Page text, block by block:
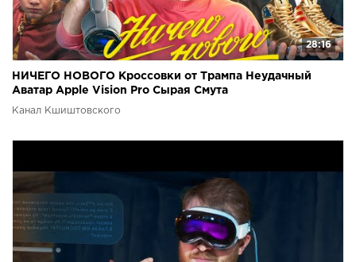
28:16
НИЧЕГО НОВОГО Кроссовки от Трампа Неудачный
Аватар Apple Vision Pro Сырая Смута
Канал Кшиштовского